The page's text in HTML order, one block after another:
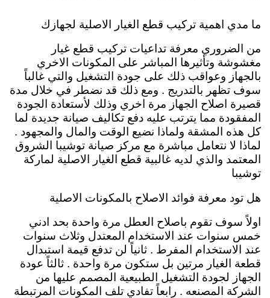
ما مدي اهمية تركيب قطع الغيار الاصلية لجهازك
من الضروري معرفة تداعيات تركيب قطع غيار
مغشوشة وتأثيرها المباشر على المكونات الاخري
بالجهاز وعواقب ذلك على جودة التشغيل والتي غالباً
سوف تظهر بالتدريج . ومع ذلك قد نضطر في خلال مدة
قصيرة اصلاح الجهاز مرة اخري وذلك لأستعادة الجودة
المفقودة مما يترتب عليه دفع تكاليف صيانة جديدة لما
كل هذه المشقة ولماذا نضيع الوقت والمال والمجهود .
لماذا لا نتعامل مباشرة مع مركز صيانة توشيبا الشروق
المعتمد والذي لديه غالبية قطع الغيار الاصلية لماركة
توشيبا
هل تود معرفة فوائد الاصلاح بالمكونات الاصلية
اولاً سوف تقوم باصلاح العطل مرة واحدة بحد ادني
خمس سنوات عند الاستخدام المعتدل وثلاث سنوات
عند الاستخدام المفرط . ثانياً لن تدفع قيمة استبدال
قطعة الغيار مرتين بل ستكون مرة واحدة . ثالثاً عودة
الجهاز لجودة التشغيل الطبيعية المصمم عليها من
الشركة المصنعه . رابعاً تفادي تلف المكونات المرتبطة